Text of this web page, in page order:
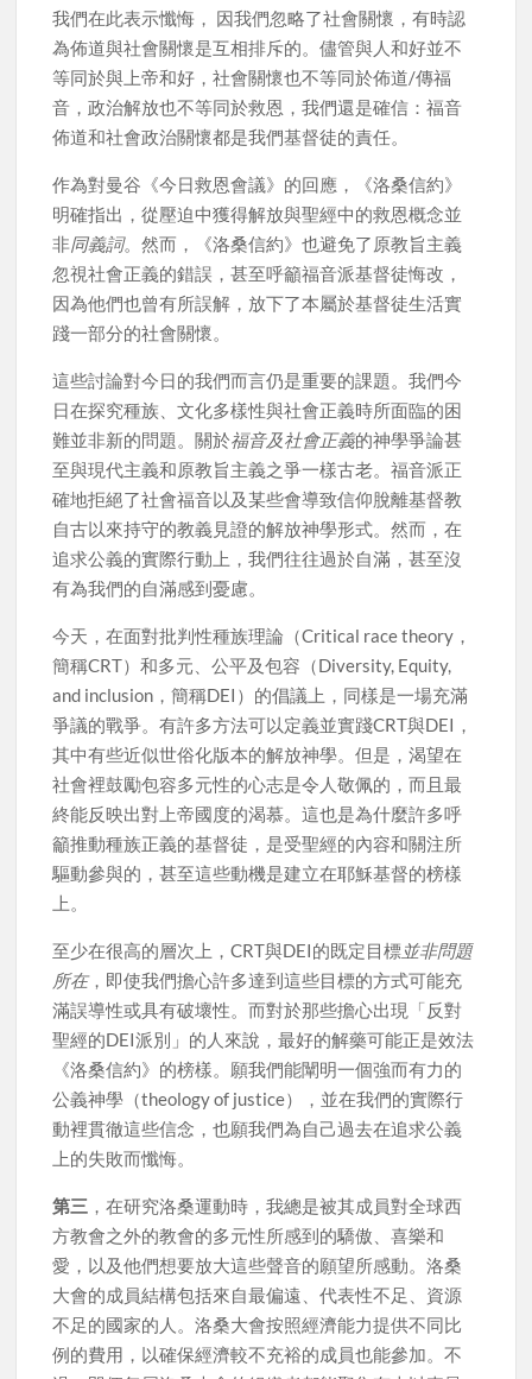
我們在此表示懺悔， 因我們忽略了社會關懷，有時認
為佈道與社會關懷是互相排斥的。儘管與人和好並不
等同於與上帝和好，社會關懷也不等同於佈道/傳福
音，政治解放也不等同於救恩，我們還是確信：福音
佈道和社會政治關懷都是我們基督徒的責任。
作為對曼谷《今日救恩會議》的回應，《洛桑信約》
明確指出，從壓迫中獲得解放與聖經中的救恩概念並
非同義詞。然而，《洛桑信約》也避免了原教旨主義
忽視社會正義的錯誤，甚至呼籲福音派基督徒悔改，
因為他們也曾有所誤解，放下了本屬於基督徒生活實
踐一部分的社會關懷。
這些討論對今日的我們而言仍是重要的課題。我們今
日在探究種族、文化多樣性與社會正義時所面臨的困
難並非新的問題。關於福音及社會正義的神學爭論甚
至與現代主義和原教旨主義之爭一樣古老。福音派正
確地拒絕了社會福音以及某些會導致信仰脫離基督教
自古以來持守的教義見證的解放神學形式。然而，在
追求公義的實際行動上，我們往往過於自滿，甚至沒
有為我們的自滿感到憂慮。
今天，在面對批判性種族理論（Critical race theory，
簡稱CRT）和多元、公平及包容（Diversity, Equity,
and inclusion，簡稱DEI）的倡議上，同樣是一場充滿
爭議的戰爭。有許多方法可以定義並實踐CRT與DEI，
其中有些近似世俗化版本的解放神學。但是，渴望在
社會裡鼓勵包容多元性的心志是令人敬佩的，而且最
終能反映出對上帝國度的渴慕。這也是為什麼許多呼
籲推動種族正義的基督徒，是受聖經的內容和關注所
驅動參與的，甚至這些動機是建立在耶穌基督的榜樣
上。
至少在很高的層次上，CRT與DEI的既定目標並非問題
所在，即使我們擔心許多達到這些目標的方式可能充
滿誤導性或具有破壞性。而對於那些擔心出現「反對
聖經的DEI派別」的人來說，最好的解藥可能正是效法
《洛桑信約》的榜樣。願我們能闡明一個強而有力的
公義神學（theology of justice），並在我們的實際行
動裡貫徹這些信念，也願我們為自己過去在追求公義
上的失敗而懺悔。
第三 ，在研究洛桑運動時，我總是被其成員對全球西
方教會之外的教會的多元性所感到的驕傲、喜樂和
愛，以及他們想要放大這些聲音的願望所感動。洛桑
大會的成員結構包括來自最偏遠、代表性不足、資源
不足的國家的人。洛桑大會按照經濟能力提供不同比
例的費用，以確保經濟較不充裕的成員也能參加。不